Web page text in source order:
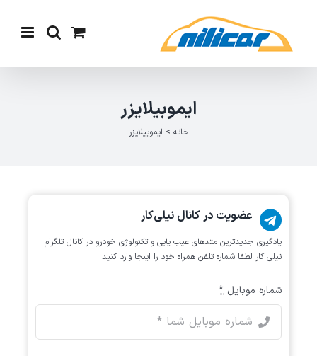
content
ایموبیلایزر
خانه > ایموبیلایزر
عضویت در کانال نیلی‌کار
یادگیری جدیدترین متد‌های عیب یابی‌ و تکنولوژی خودرو در کانال تلگرام
نیلی کار لطفا شماره تلفن همراه خود را اینجا وارد کنید
شماره موبایل *